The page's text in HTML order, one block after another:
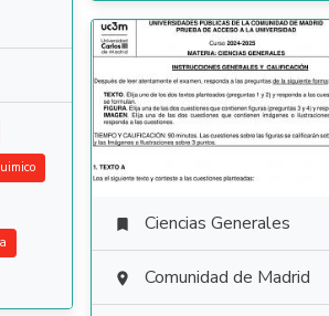
 Ciencias Generales
 Comunidad de Madrid